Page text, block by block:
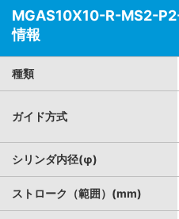
MGAS10X10-R-MS2-
情報
種類
ガイド方式
シリンダ内径(φ)
ストローク（範囲）(mm)